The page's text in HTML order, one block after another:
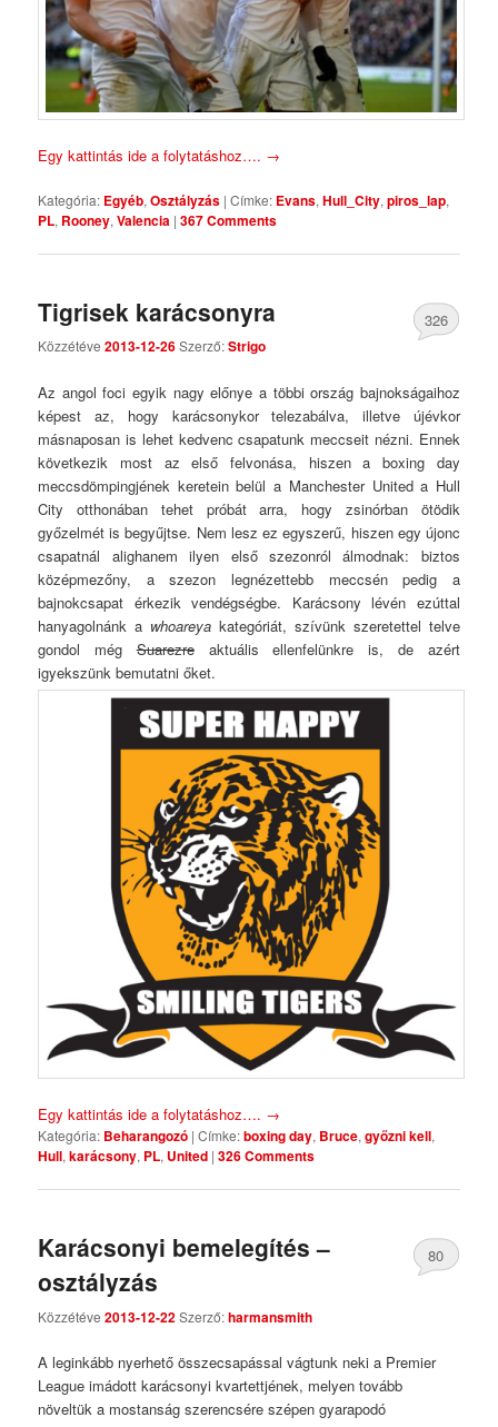
Egy kattintás ide a folytatáshoz…. →
Kategória: Egyéb,Osztályzás |Címke: Evans,Hull_City,piros_lap,
PL, Rooney,Valencia |367 Comments
Tigrisek karácsonyra
Közzétéve2013-12-26Szerző:Strigo
326
Az angol foci egyik nagy előnye a többi ország bajnokságaihoz
képest az, hogy karácsonykor telezabálva, illetve újévkor
másnaposan is lehet kedvenc csapatunk meccseit nézni. Ennek
következik most az első felvonása, hiszen a boxing day
meccsdömpingjének keretein belül a Manchester United a Hull
City otthonában tehet próbát arra, hogy zsinórban ötödik
győzelmét is begyűjtse. Nem lesz ez egyszerű, hiszen egy újonc
csapatnál alighanem ilyen első szezonról álmodnak: biztos
középmezőny, a szezon legnézettebb meccsén pedig a
bajnokcsapat érkezik vendégségbe. Karácsony lévén ezúttal
hanyagolnánk a whoareya kategóriát, szívünk szeretettel telve
gondol mégSuarezreaktuális ellenfelünkre is, de azért
igyekszünk bemutatni őket.
Egy kattintás ide a folytatáshoz…. →
Kategória: Beharangozó |Címke:boxing day, Bruce,győzni kell,
Hull,karácsony, PL, United |326 Comments
Karácsonyi bemelegítés –
osztályzás
Közzétéve2013-12-22Szerző:harmansmith
80
A leginkább nyerhető összecsapással vágtunk neki a Premier
League imádott karácsonyi kvartettjének, melyen tovább
növeltük a mostanság szerencsére szépen gyarapodó